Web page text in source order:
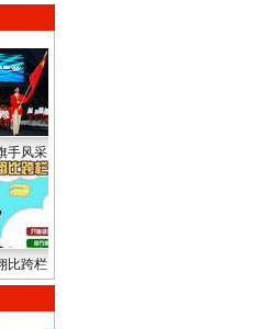
手风采
比跨栏